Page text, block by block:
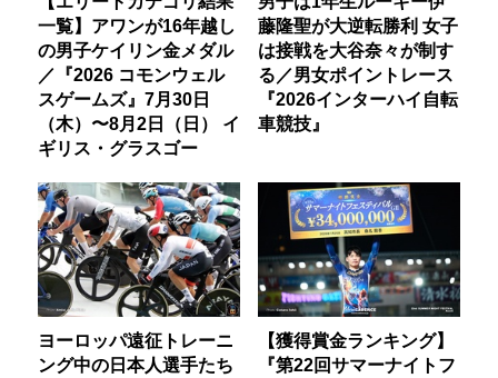
一覧】アワンが16年越し
の男子ケイリン金メダル
／『2026 コモンウェル
スゲームズ』7月30日
（木）〜8月2日（日） イ
ギリス・グラスゴー
藤隆聖が大逆転勝利 女子
は接戦を大谷奈々が制す
る／男女ポイントレース
『2026インターハイ自転
車競技』
ヨーロッパ遠征トレーニ
ング中の日本人選手たち
【獲得賞金ランキング】
『第22回サマーナイトフ